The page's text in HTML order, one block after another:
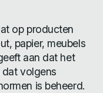
op producten
papier, meubels
aan dat het
volgens
is beheerd.